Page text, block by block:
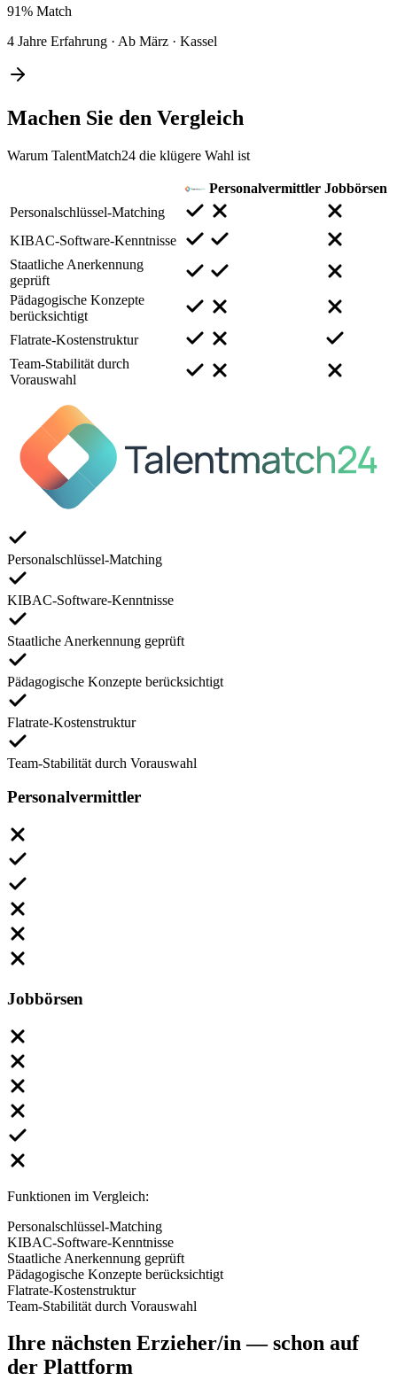
91% Match
4 Jahre Erfahrung · Ab März · Kassel
Machen Sie den Vergleich
Warum TalentMatch24 die klügere Wahl ist
Personalvermittler Jobbörsen
Personalschlüssel-Matching
KIBAC-Software-Kenntnisse
Staatliche Anerkennung
geprüft
Pädagogische Konzepte
berücksichtigt
Flatrate-Kostenstruktur
Team-Stabilität durch
Vorauswahl
Personalschlüssel-Matching
KIBAC-Software-Kenntnisse
Staatliche Anerkennung geprüft
Pädagogische Konzepte berücksichtigt
Flatrate-Kostenstruktur
Team-Stabilität durch Vorauswahl
Personalvermittler
Jobbörsen
Funktionen im Vergleich:
Personalschlüssel-Matching
KIBAC-Software-Kenntnisse
Staatliche Anerkennung geprüft
Pädagogische Konzepte berücksichtigt
Flatrate-Kostenstruktur
Team-Stabilität durch Vorauswahl
Ihre nächsten Erzieher/in— schon auf
der Plattform